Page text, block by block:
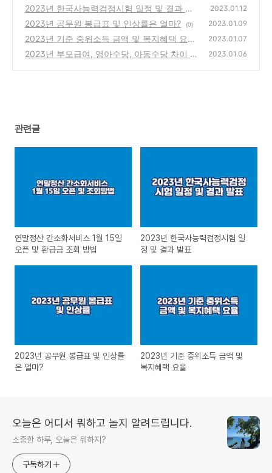
금 조회 방법
(0)
2023년 한국사능력검정시험 일정 및 결과 발
표
(0)
2023.01.12
2023년 공무원 봉급표 및 인상률은 얼마? (0) 2023.01.09
2023년 기준 중위소득 금액 및 복지혜택 요율
(0)
2023.01.07
2023년 부모급여, 영아수당, 아동수당 차이 및
2023.01.06
관련글
연말정산 간소화서비스 1월 15일
오픈 및 환급금 조회 방법
2023년 한국사능력검정시험 일
정 및 결과 발표
2023년 공무원 봉급표 및 인상률
은 얼마?
2023년 기준 중위소득 금액 및
복지혜택 요율
오늘은 어디서 뭐하고 놀지 알려드립니다.
소중한 하루, 오늘은 뭐하지?
구독하기